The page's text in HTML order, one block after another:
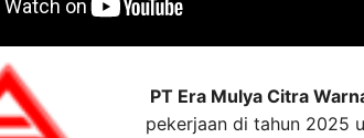
PT Era Mulya Citra
pekerjaan di tahun 2025